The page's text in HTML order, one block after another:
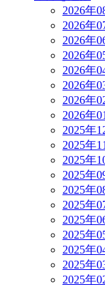
2026年
2026年
2026年
2026年
2026年
2026年
2026年
2026年
2025年
2025年
2025年
2025年
2025年
2025年
2025年
2025年
2025年
2025年
2025年